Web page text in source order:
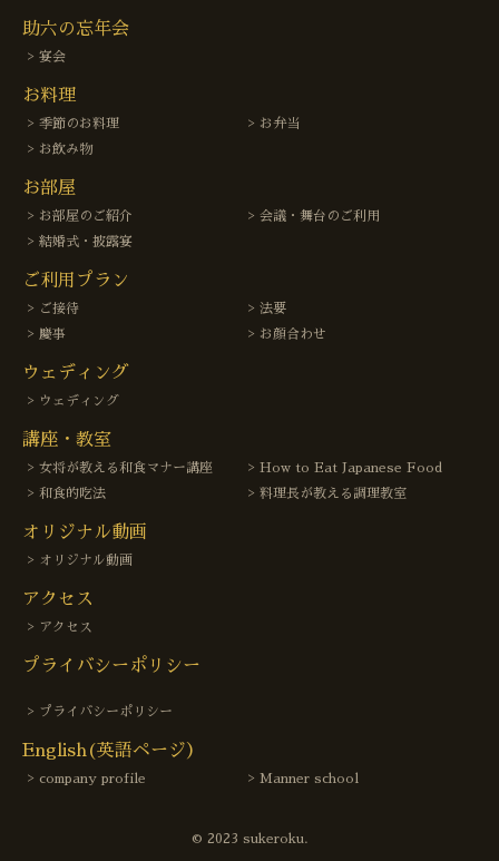
助六の忘年会
宴会
お料理
季節のお料理
お弁当
お飲み物
お部屋
お部屋のご紹介
会議・舞台のご利用
結婚式・披露宴
ご利用プラン
ご接待
法要
慶事
お顔合わせ
ウェディング
ウェディング
講座・教室
女将が教える和食マナー講座
How to Eat Japanese Food
和食的吃法
料理長が教える調理教室
オリジナル動画
オリジナル動画
アクセス
アクセス
プライバシーポリシー
プライバシーポリシー
English(英語ページ）
company profile Manner school
© 2023 sukeroku.